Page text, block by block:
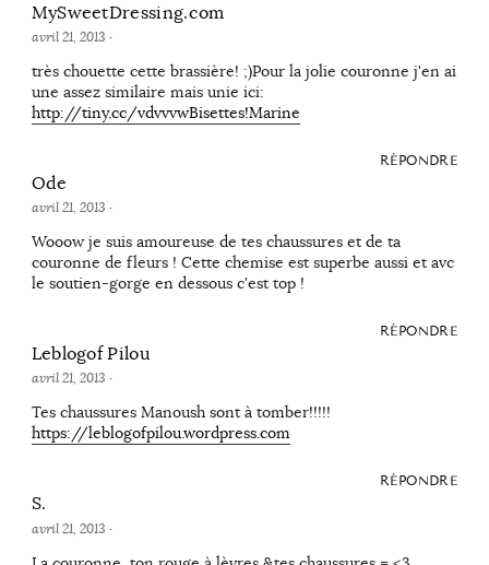
MySweetDressing.com
avril 21, 2013 ·
très chouette cette brassière! ;)Pour la jolie couronne j'en ai
une assez similaire mais unie ici:
http://tiny.cc/vdvvvwBisettes!Marine
RÉPONDRE
Ode
avril 21, 2013 ·
Wooow je suis amoureuse de tes chaussures et de ta
couronne de fleurs ! Cette chemise est superbe aussi et avc
le soutien-gorge en dessous c'est top !
RÉPONDRE
Leblogof Pilou
avril 21, 2013 ·
Tes chaussures Manoush sont à tomber!!!!!
https://leblogofpilou.wordpress.com
RÉPONDRE
S.
avril 21, 2013 ·